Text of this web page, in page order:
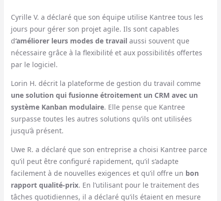
Cyrille V. a déclaré que son équipe utilise Kantree tous les
jours pour gérer son projet agile. Ils sont capables
d‘améliorer leurs modes de travailaussi souvent que
nécessaire grâce à la flexibilité et aux possibilités offertes
par le logiciel.
Lorin H. décrit la plateforme de gestion du travail comme
une solution qui fusionne étroitement un CRM avec un
système Kanban modulaire. Elle pense que Kantree
surpasse toutes les autres solutions qu’ils ont utilisées
jusqu’à présent.
Uwe R. a déclaré que son entreprise a choisi Kantree parce
qu’il peut être configuré rapidement, qu’il s’adapte
facilement à de nouvelles exigences et qu’il offre un bon
rapport qualité-prix. En l’utilisant pour le traitement des
tâches quotidiennes, il a déclaré qu’ils étaient en mesure